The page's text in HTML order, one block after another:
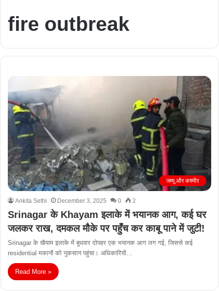
fire outbreak
जम्मू और कश्मीर
Ankita Sethi December 3, 2025 0 2
Srinagar के Khayam इलाके में भयानक आग, कई घर
जलकर राख, दमकल मौके पर पहुँच कर काबू पाने में जुटी!
Srinagar के खैयाम इलाके में बुधवार दोपहर एक भयानक आग लग गई, जिससे कई
residential मकानों को नुकसान पहुंचा। अधिकारियों…
Read More »